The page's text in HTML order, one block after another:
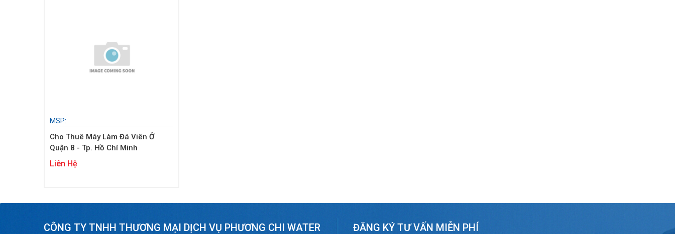
MSP:
Cho Thuê Máy Làm Đá Viên Ở
Quận 8 - Tp. Hồ Chí Minh
Liên Hệ
CÔNG TY TNHH THƯƠNG MẠI DỊCH VỤ PHƯƠNG CHI WATER ĐĂNG KÝ TƯ VẤN MIỄN PHÍ